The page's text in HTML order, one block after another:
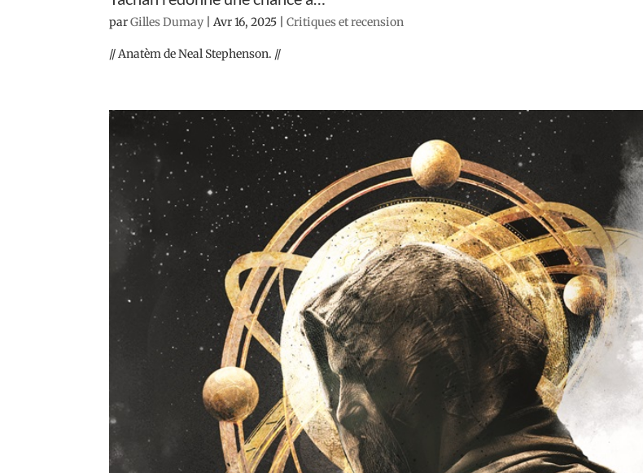
parGilles Dumay |Avr 16, 2025 |Critiques et recension
// Anatèm de Neal Stephenson. //